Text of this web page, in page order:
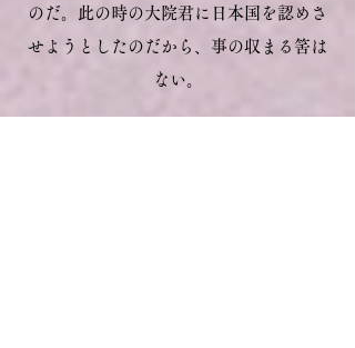
のだ。此の時の大院君に日本国を認めさ
せようとしたのだから、事の収まる筈は
ない。